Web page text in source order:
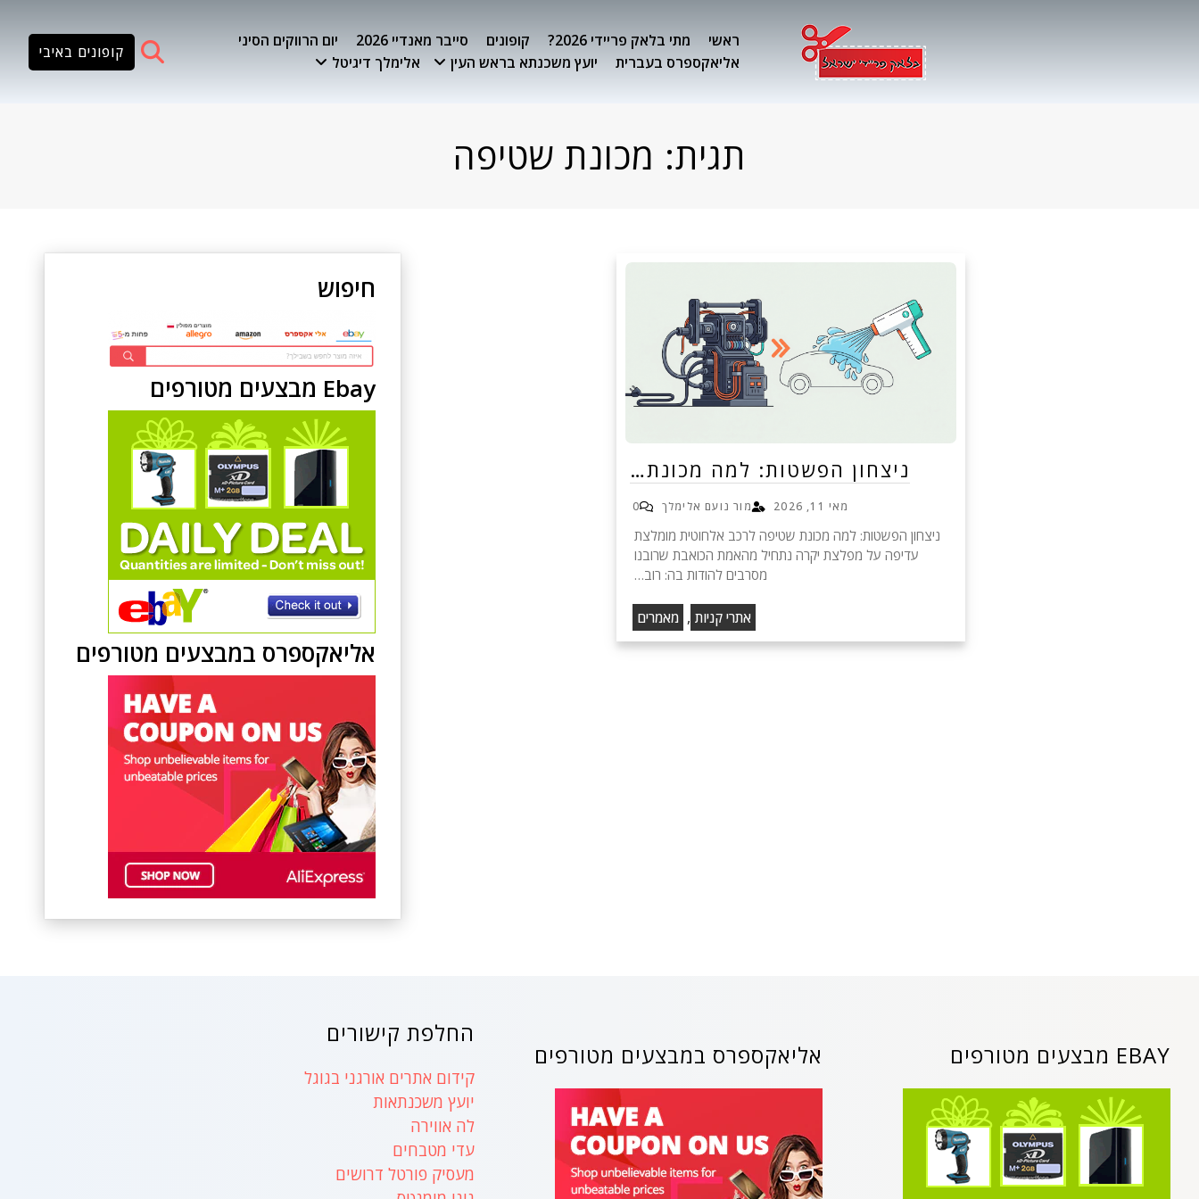
ראשי מתי בלאק פריידי 2026? קופונים סייבר מאנדיי 2026
יום הרווקים הסיני
אליאקספרס בעברית
יועץ משכנתא בראש העין אלימלך דיגיטל
קופונים באיבי
תגית: מכונת שטיפה
ניצחון הפשטות: למה מכונת…
מאי 11, 2026 מור נועם אלימלך 0
ניצחון הפשטות: למה מכונת שטיפה לרכב אלחוטית מומלצת
עדיפה על מפלצת יקרה נתחיל מהאמת הכואבת שרובנו
מסרבים להודות בה: רוב…
אתרי קניות , מאמרים
חיפוש
Ebay מבצעים מטורפים
אליאקספרס במבצעים מטורפים
החלפת קישורים
קידום אתרים אורגני בגוגל
יועץ משכנתאות
לה אווירה
עדי מטבחים
מעסיק פורטל דרושים
אליאקספרס במבצעים מטורפים EBAY מבצעים מטורפים